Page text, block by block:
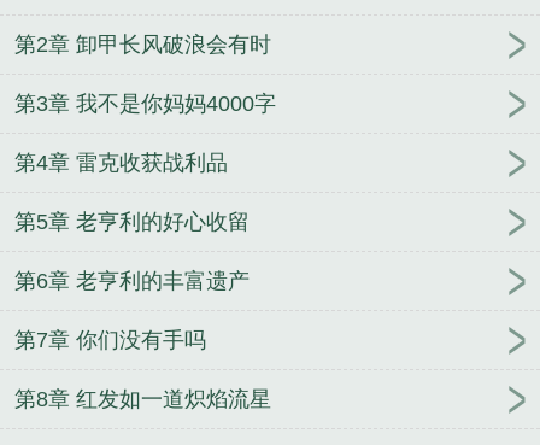
第2章 卸甲长风破浪会有时
第3章 我不是你妈妈4000字
第4章 雷克收获战利品
第5章 老亨利的好心收留
第6章 老亨利的丰富遗产
第7章 你们没有手吗
第8章 红发如一道炽焰流星